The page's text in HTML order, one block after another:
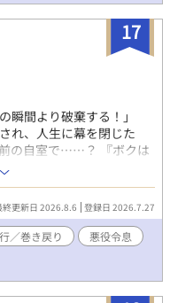
17
瞬間より破棄する！」
れ、人生に幕を閉じた
の自室で……？ 『ボクは
なんて気味の悪いくらげ
喋るくらげに導かれ、巻
年で、俺は生き残れるの
レオンを射止め、婚約
なクラゲと共に頑張れレ
んだろう！
終更新日 2026.8.6 登録日 2026.7.27
／巻き戻り
悪役令息